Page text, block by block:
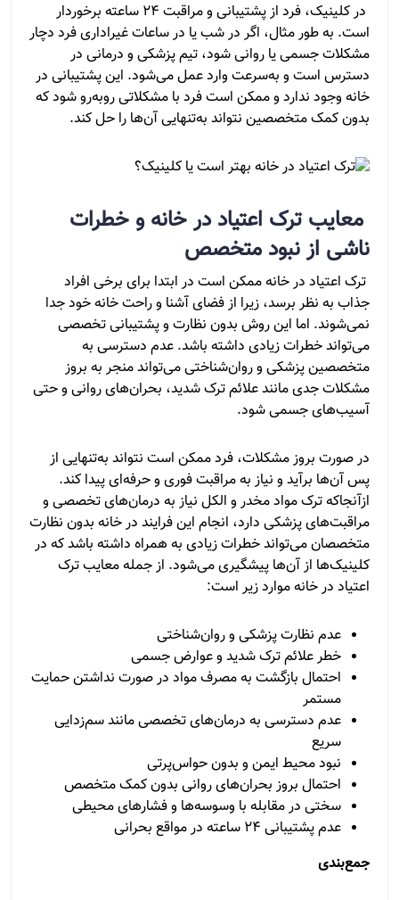
در کلینیک، فرد از پشتیبانی و مراقبت ۲۴ ساعته برخوردار
است. به طور مثال، اگر در شب یا در ساعات غیراداری فرد دچار
مشکلات جسمی یا روانی شود، تیم پزشکی و درمانی در
دسترس است و به‌سرعت وارد عمل می‌شود. این پشتیبانی در
خانه وجود ندارد و ممکن است فرد با مشکلاتی روبه‌رو شود که
بدون کمک متخصصین نتواند به‌تنهایی آن‌ها را حل کند.
معایب ترک اعتیاد در خانه و خطرات
ناشی از نبود متخصص
ترک اعتیاد در خانه ممکن است در ابتدا برای برخی افراد
جذاب به نظر برسد، زیرا از فضای آشنا و راحت خانه خود جدا
نمی‌شوند. اما این روش بدون نظارت و پشتیبانی تخصصی
می‌تواند خطرات زیادی داشته باشد. عدم دسترسی به
متخصصین پزشکی و روان‌شناختی می‌تواند منجر به بروز
مشکلات جدی مانند علائم ترک شدید، بحران‌های روانی و حتی
آسیب‌های جسمی شود.
در صورت بروز مشکلات، فرد ممکن است نتواند به‌تنهایی از
پس آن‌ها برآید و نیاز به مراقبت فوری و حرفه‌ای پیدا کند.
ازآنجاکه ترک مواد مخدر و الکل نیاز به درمان‌های تخصصی و
مراقبت‌های پزشکی دارد، انجام این فرایند در خانه بدون نظارت
متخصصان می‌تواند خطرات زیادی به همراه داشته باشد که در
کلینیک‌ها از آن‌ها پیشگیری می‌شود. از جمله معایب ترک
اعتیاد در خانه موارد زیر است:
عدم نظارت پزشکی و روان‌شناختی
خطر علائم ترک شدید و عوارض جسمی
احتمال بازگشت به مصرف مواد در صورت نداشتن حمایت
مستمر
عدم دسترسی به درمان‌های تخصصی مانند سم‌زدایی
سریع
نبود محیط ایمن و بدون حواس‌پرتی
احتمال بروز بحران‌های روانی بدون کمک متخصص
سختی در مقابله با وسوسه‌ها و فشارهای محیطی
عدم پشتیبانی ۲۴ ساعته در مواقع بحرانی
جمع‌بندی